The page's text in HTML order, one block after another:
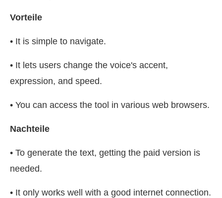
Vorteile
• It is simple to navigate.
• It lets users change the voice's accent,
expression, and speed.
• You can access the tool in various web browsers.
Nachteile
• To generate the text, getting the paid version is
needed.
• It only works well with a good internet connection.